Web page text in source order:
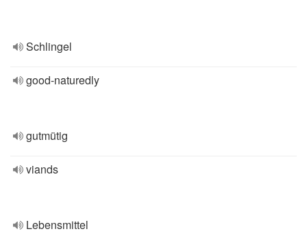
Schlingel
good-naturedly
gutmütig
viands
Lebensmittel